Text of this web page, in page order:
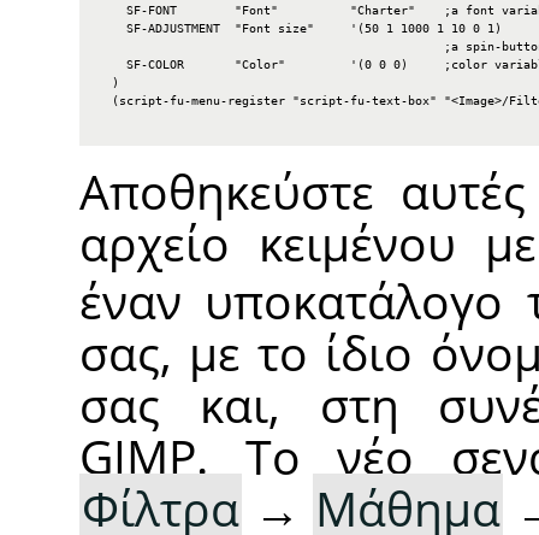
SF-FONT        "Font"          "Charter"    ;a font
    SF-ADJUSTMENT  "Font size"     '(50 1 1000 1 10 0 1)
;a spin-
SF-COLOR       "Color"         '(0 0 0)     ;color
  )
(script-fu-menu-register "script-fu-text-box" "<Image>/
Αποθηκεύστε
αρχείο κειμένου
έναν υποκατάλογο
σας, με το ίδιο
σας και, στη
GIMP. Το νέο
Φίλτρα → Μάθημα